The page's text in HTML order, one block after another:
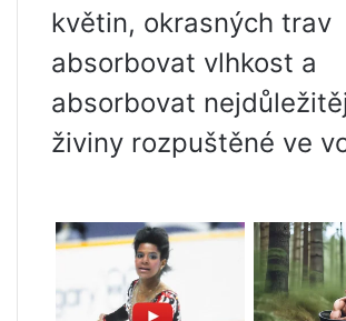
květin, okrasných trav
absorbovat vlhkost a
absorbovat
živiny rozpuštěné ve